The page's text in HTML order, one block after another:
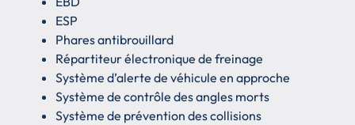
ESP
Phares antibrouillard
Répartiteur électronique de freinage
Système d’alerte de véhicule en approche
Système de contrôle des angles morts
Système de prévention des collisions